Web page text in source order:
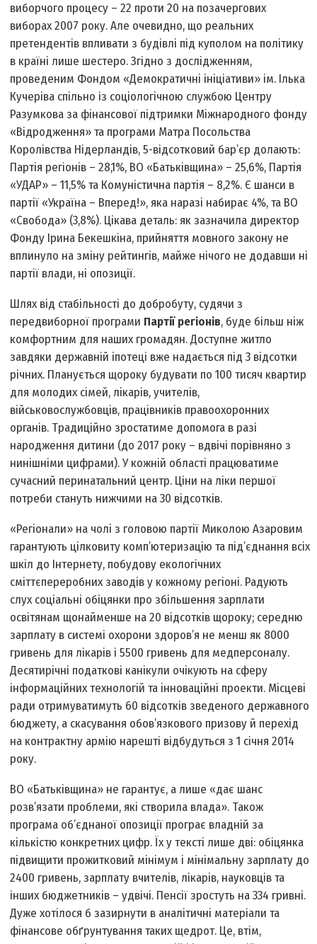
виборчого процесу – 22 проти 20 на позачергових
виборах 2007 року. Але очевидно, що реальних
претендентів впливати з будівлі під куполом на політику
в країні лише шестеро. Згідно з дослідженням,
проведеним Фондом «Демократичні ініціативи» ім. Ілька
Кучеріва спільно із соціологічною службою Центру
Разумкова за фінансової підтримки Міжнародного фонду
«Відродження» та програми Матра Посольства
Королівства Нідерландів, 5-відсотковий бар’єр долають:
Партія регіонів – 28,1%, ВО «Батьківщина» – 25,6%, Партія
«УДАР» – 11,5% та Комуністична партія – 8,2%. Є шанси в
партії «Україна – Вперед!», яка наразі набирає 4%, та ВО
«Свобода» (3,8%). Цікава деталь: як зазначила директор
Фонду Ірина Бекешкіна, прийняття мовного закону не
вплинуло на зміну рейтингів, майже нічого не додавши ні
партії влади, ні опозиції.
Шлях від стабільності до добробуту, судячи з
передвиборної програми Партії регіонів, буде більш ніж
комфортним для наших громадян. Доступне житло
завдяки державній іпотеці вже надається під 3 відсотки
річних. Планується щороку будувати по 100 тисяч квартир
для молодих сімей, лікарів, учителів,
військовослужбовців, працівників правоохоронних
органів. Традиційно зростатиме допомога в разі
народження дитини (до 2017 року – вдвічі порівняно з
нинішніми цифрами). У кожній області працюватиме
сучасний перинатальний центр. Ціни на ліки першої
потреби стануть нижчими на 30 відсотків.
«Регіонали» на чолі з головою партії Миколою Азаровим
гарантують цілковиту комп’ютеризацію та під’єднання всіх
шкіл до Інтернету, побудову екологічних
сміттєпереробних заводів у кожному регіоні. Радують
слух соціальні обіцянки про збільшення зарплати
освітянам щонайменше на 20 відсотків щороку; середню
зарплату в системі охорони здоров’я не менш як 8000
гривень для лікарів і 5500 гривень для медперсоналу.
Десятирічні податкові канікули очікують на сферу
інформаційних технологій та інноваційні проекти. Місцеві
ради отримуватимуть 60 відсотків зведеного державного
бюджету, а скасування обов’язкового призову й перехід
на контрактну армію нарешті відбудуться з 1 січня 2014
року.
ВО «Батьківщина» не гарантує, а лише «дає шанс
розв’язати проблеми, які створила влада». Також
програма об’єднаної опозиції програє владній за
кількістю конкретних цифр. Їх у тексті лише дві: обіцянка
підвищити прожитковий мінімум і мінімальну зарплату до
2400 гривень, зарплату вчителів, лікарів, науковців та
інших бюджетників – удвічі. Пенсії зростуть на 334 гривні.
Дуже хотілося б зазирнути в аналітичні матеріали та
фінансове обґрунтування таких щедрот. Це, втім,